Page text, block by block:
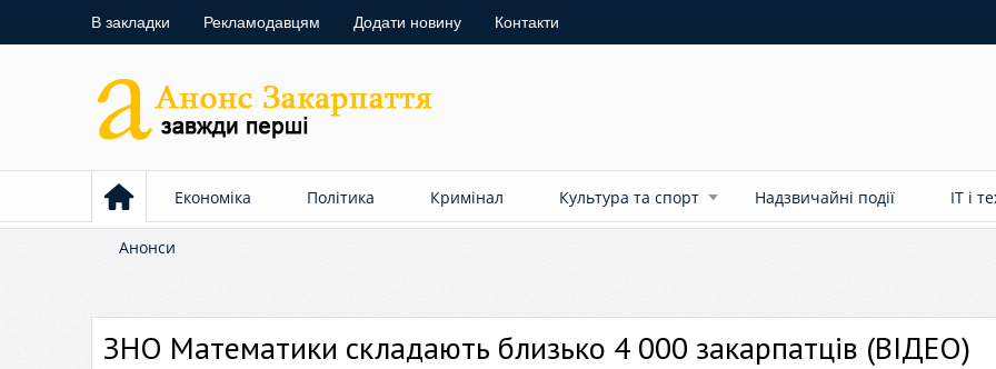
В закладки Рекламодавцям Додати новину Контакти
Економіка Політика Кримінал Культура та спорт Надзвичайні події ІТ і
Анонси
ЗНО Математики складають близько 4 000 закарпатців (ВІДЕО)